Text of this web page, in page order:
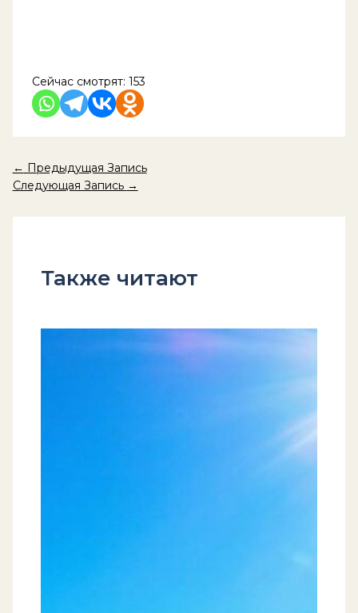
Сейчас смотрят: 153
← Предыдущая Запись
Следующая Запись →
Также читают